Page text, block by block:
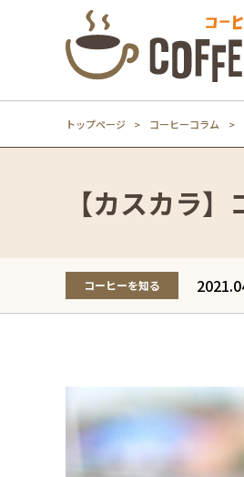
トップページ コーヒーコラム
【カスカラ
コーヒーを知る